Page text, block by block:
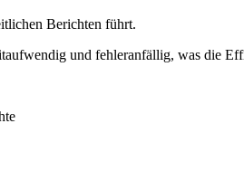
Berichten führt.
und fehleranfällig, was die